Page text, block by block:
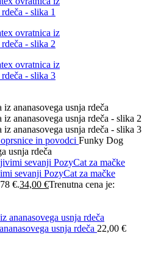
in povodci Funky Dog
usnja rdeča
sevanji PozyCat za mačke
€.34,00 €Trenutna cena je:
usnja rdeča 22,00 €